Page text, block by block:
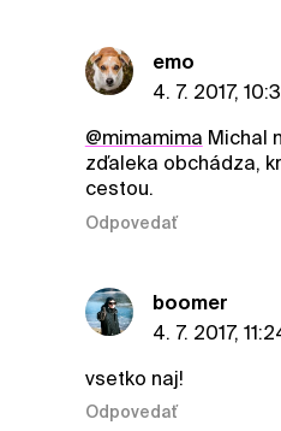
emo
4. 7. 2017,
@mimamima Michal
zďaleka obchádza,
cestou.
Odpovedať
boomer
4. 7. 2017,
vsetko naj!
Odpovedať